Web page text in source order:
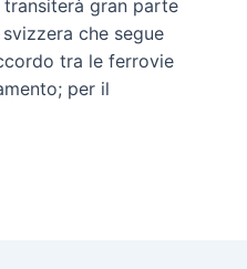
gran parte
che segue
tra le ferrovie
per il